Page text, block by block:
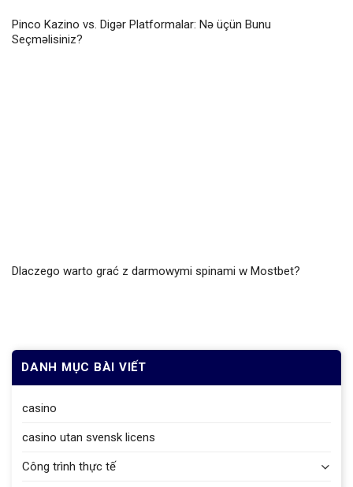
Pinco Kazino vs. Digər Platformalar: Nə üçün Bunu
Seçməlisiniz?
Dlaczego warto grać z darmowymi spinami w Mostbet?
DANH MỤC BÀI VIẾT
casino
casino utan svensk licens
Công trình thực tế